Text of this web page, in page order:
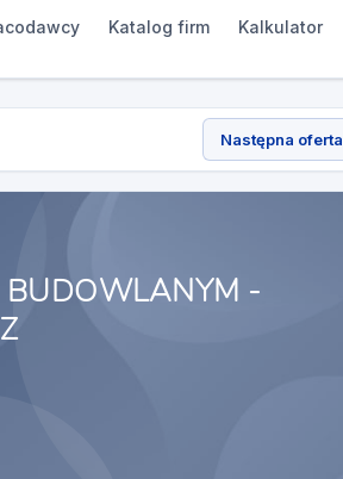
Katalog firm Kalkulator
Następna oferta
-